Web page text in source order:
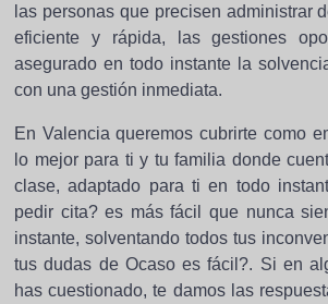
las personas que precisen administrar
eficiente y rápida, las gestiones
asegurado en todo instante la
con una gestión inmediata.
En Valencia queremos cubrirte como
lo mejor para ti y tu familia donde
clase, adaptado para ti en todo
pedir cita? es más fácil que nunca
instante, solventando todos tus
tus dudas de Ocaso es fácil?. Si en
has cuestionado, te damos las